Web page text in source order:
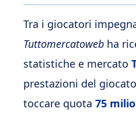
Tra i giocatori
Tuttomercatoweb ha
statistiche e mercato
prestazioni del
toccare quota 75